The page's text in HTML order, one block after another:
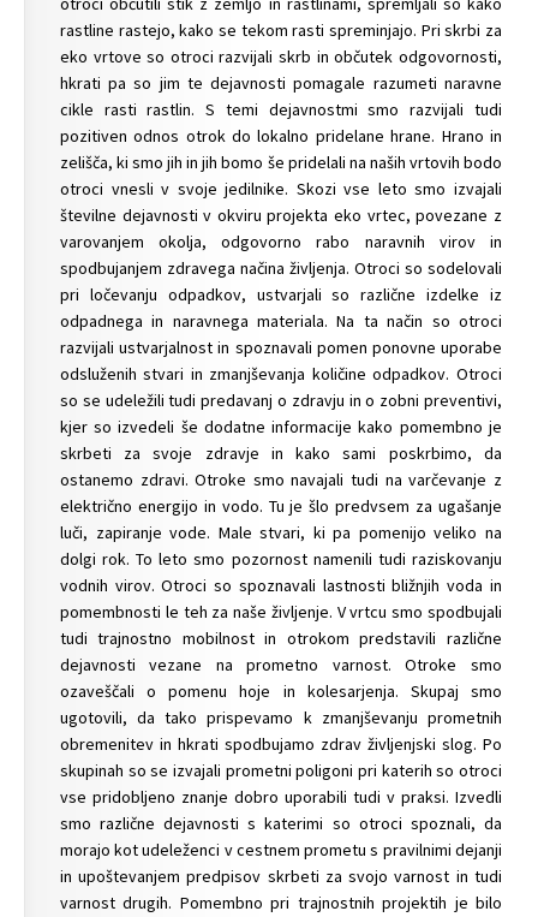
rastline rastejo, kako se tekom rasti spreminjajo. Pri skrbi za
eko vrtove so otroci razvijali skrb in občutek odgovornosti,
hkrati pa so jim te dejavnosti pomagale razumeti naravne
cikle rasti rastlin. S temi dejavnostmi smo razvijali tudi
pozitiven odnos otrok do lokalno pridelane hrane. Hrano in
zelišča, ki smo jih in jih bomo še pridelali na naših vrtovih bodo
otroci vnesli v svoje jedilnike. Skozi vse leto smo izvajali
številne dejavnosti v okviru projekta eko vrtec, povezane z
varovanjem okolja, odgovorno rabo naravnih virov in
spodbujanjem zdravega načina življenja. Otroci so sodelovali
pri ločevanju odpadkov, ustvarjali so različne izdelke iz
odpadnega in naravnega materiala. Na ta način so otroci
razvijali ustvarjalnost in spoznavali pomen ponovne uporabe
odsluženih stvari in zmanjševanja količine odpadkov. Otroci
so se udeležili tudi predavanj o zdravju in o zobni preventivi,
kjer so izvedeli še dodatne informacije kako pomembno je
skrbeti za svoje zdravje in kako sami poskrbimo, da
ostanemo zdravi. Otroke smo navajali tudi na varčevanje z
električno energijo in vodo. Tu je šlo predvsem za ugašanje
luči, zapiranje vode. Male stvari, ki pa pomenijo veliko na
dolgi rok. To leto smo pozornost namenili tudi raziskovanju
vodnih virov. Otroci so spoznavali lastnosti bližnjih voda in
pomembnosti le teh za naše življenje. V vrtcu smo spodbujali
tudi trajnostno mobilnost in otrokom predstavili različne
dejavnosti vezane na prometno varnost. Otroke smo
ozaveščali o pomenu hoje in kolesarjenja. Skupaj smo
ugotovili, da tako prispevamo k zmanjševanju prometnih
obremenitev in hkrati spodbujamo zdrav življenjski slog. Po
skupinah so se izvajali prometni poligoni pri katerih so otroci
vse pridobljeno znanje dobro uporabili tudi v praksi. Izvedli
smo različne dejavnosti s katerimi so otroci spoznali, da
morajo kot udeleženci v cestnem prometu s pravilnimi dejanji
in upoštevanjem predpisov skrbeti za svojo varnost in tudi
varnost drugih. Pomembno pri trajnostnih projektih je bilo